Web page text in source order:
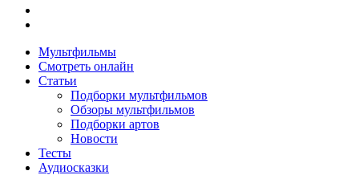
Мультфильмы
Смотреть онлайн
Статьи
Подборки мультфильмов
Обзоры мультфильмов
Подборки артов
Новости
Тесты
Аудиосказки